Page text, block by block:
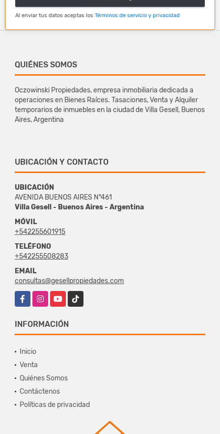
Al enviar tus datos aceptas los Términos de servicio y privacidad
QUIÉNES SOMOS
Oczowinski Propiedades, empresa inmobiliaria dedicada a
operaciones en Bienes Raíces. Tasaciones, Venta y Alquiler
temporarios de inmuebles en la ciudad de Villa Gesell, Buenos
Aires, Argentina
UBICACIÓN Y CONTACTO
UBICACIÓN
AVENIDA BUENOS AIRES N°461
Villa Gesell - Buenos Aires - Argentina
MÓVIL
+542255601915
TELÉFONO
+542255508283
EMAIL
consultas@gesellpropiedades.com
FacebookInstagramYouTubeTikTok
INFORMACIÓN
Inicio
Venta
Quiénes Somos
Contáctenos
Políticas de privacidad